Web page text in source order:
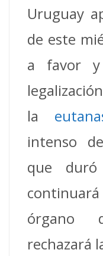
Uruguay
de este
a favor
la
intenso
que
órgano
rechazará